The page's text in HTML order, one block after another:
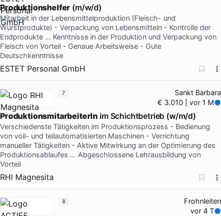
Produktionshelfer (m/w/d)
Mitarbeit in der Lebensmittelproduktion (Fleisch- und
Wurstprodukte) - Verpackung von Lebensmitteln - Kontrolle der
Endprodukte … Kenntnisse in der Produktion und Verpackung von
Fleisch von Vorteil - Genaue Arbeitsweise - Gute
Deutschkenntnisse
ESTET Personal GmbH
Sankt Barbara
€ 3.010 | vor 1 M
ProduktionsmitarbeiterIn im Schichtbetrieb (w/m/d)
Verschiedenste Tätigkeiten im Produktionsprozess - Bedienung
von voll- und teilautomatisierten Maschinen - Verrichtung
manueller Tätigkeiten - Aktive Mitwirkung an der Optimierung des
Produktionsablaufes … Abgeschlossene Lehrausbildung von
Vorteil
RHI Magnesita
7
Frohnleiten
vor 4 T
8